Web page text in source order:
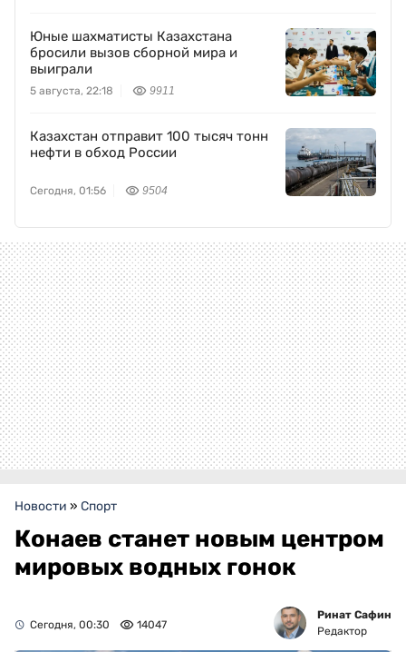
Юные шахматисты Казахстана
бросили вызов сборной мира и
выиграли
5 августа, 22:18 9911
Казахстан отправит 100 тысяч тонн
нефти в обход России
Сегодня, 01:56 9504
Новости » Спорт
Конаев станет новым центром
мировых водных гонок
Сегодня, 00:30 14047
Ринат Сафин
Редактор